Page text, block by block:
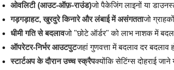
ओवलिटी (आउट-ऑफ़-राउंड)जो पैकेजिंग लाइनों या
गड़गड़ाहट, खुरदुरे किनारे और लंबाई में असंगतताजो
धीमी गति से बदलावजो "छोटे ऑर्डर" को लाभ नाशक में
ऑपरेटर-निर्भर आउटपुटजहां गुणवत्ता में बदलाव दर बदलाव
स्टार्टअप के दौरान उच्च स्क्रैपक्योंकि सेटिंग्स दोहराई जाने